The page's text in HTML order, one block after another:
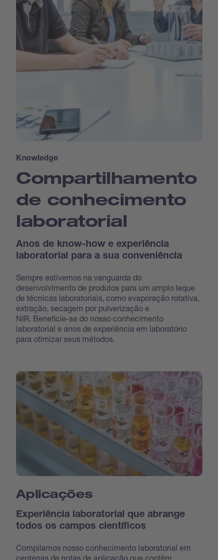
Knowledge
Compartilhamento
de conhecimento
laboratorial
Anos de know-how e experiência
laboratorial para a sua conveniência
Sempre estivemos na vanguarda do
desenvolvimento de produtos para um amplo leque
de técnicas laboratoriais, como evaporação rotativa,
extração, secagem por pulverização e
NIR. Beneficie-se do nosso conhecimento
laboratorial e anos de experiência em laboratório
para otimizar seus métodos.
Aplicações
Experiência laboratorial que abrange
todos os campos científicos
Compilamos nosso conhecimento laboratorial em
centenas de notas de aplicação que contêm